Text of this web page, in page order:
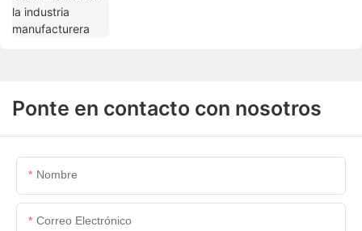
Ponte en contacto con nosotros
Nombre
Correo Electrónico